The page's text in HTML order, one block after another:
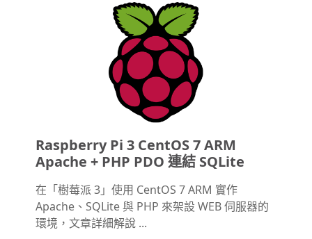
Raspberry Pi 3 CentOS 7 ARM
Apache + PHP PDO 連結 SQLite
在「樹莓派 3」使用 CentOS 7 ARM 實作
Apache、SQLite 與 PHP 來架設 WEB 伺服器的
環境，文章詳細解說 ...